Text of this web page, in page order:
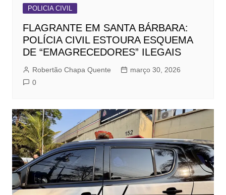
POLICIA CIVIL
FLAGRANTE EM SANTA BÁRBARA:
POLÍCIA CIVIL ESTOURA ESQUEMA
DE “EMAGRECEDORES” ILEGAIS
Robertão Chapa Quente
março 30, 2026
0